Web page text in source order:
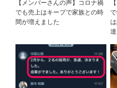
【メンバーさんの声】コロナ禍
でも売上はキープで家族との時
間が増えました
達